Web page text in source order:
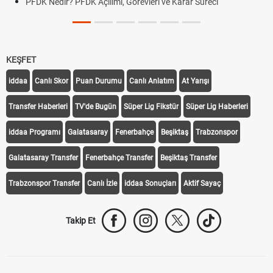
KEŞFET
iddaa Canlı Skor Puan Durumu Canlı Anlatım At Yarışı
Transfer Haberleri TV'de Bugün Süper Lig Fikstür Süper Lig Haberleri
iddaa Programı Galatasaray Fenerbahçe Beşiktaş Trabzonspor
Galatasaray Transfer Fenerbahçe Transfer Beşiktaş Transfer
Trabzonspor Transfer Canlı İzle iddaa Sonuçları Aktif Sayaç
Takip Et